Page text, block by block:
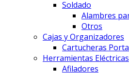
Soldado
Alambres
Otros
Cajas y Organizadores
Cartucheras
Herramientas Eléctricas
Afiladores